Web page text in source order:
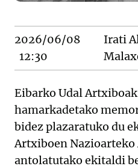
2026/06/08
12:30
Irati
Eibarko Udal
hamarkadetako
bidez plazaratuko du
Artxiboen Nazioarteko
antolatutako ekitaldi